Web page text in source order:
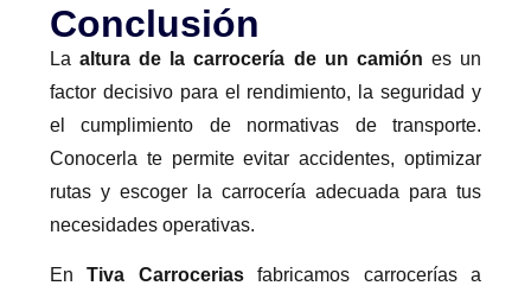
Conclusión
Laaltura de la carrocería de un camión es un
factor decisivo para el rendimiento, la seguridad y
el cumplimiento de normativas de transporte.
Conocerla te permite evitar accidentes, optimizar
rutas y escoger la carrocería adecuada para tus
necesidades operativas.
EnTiva Carroceriasfabricamos carrocerías a